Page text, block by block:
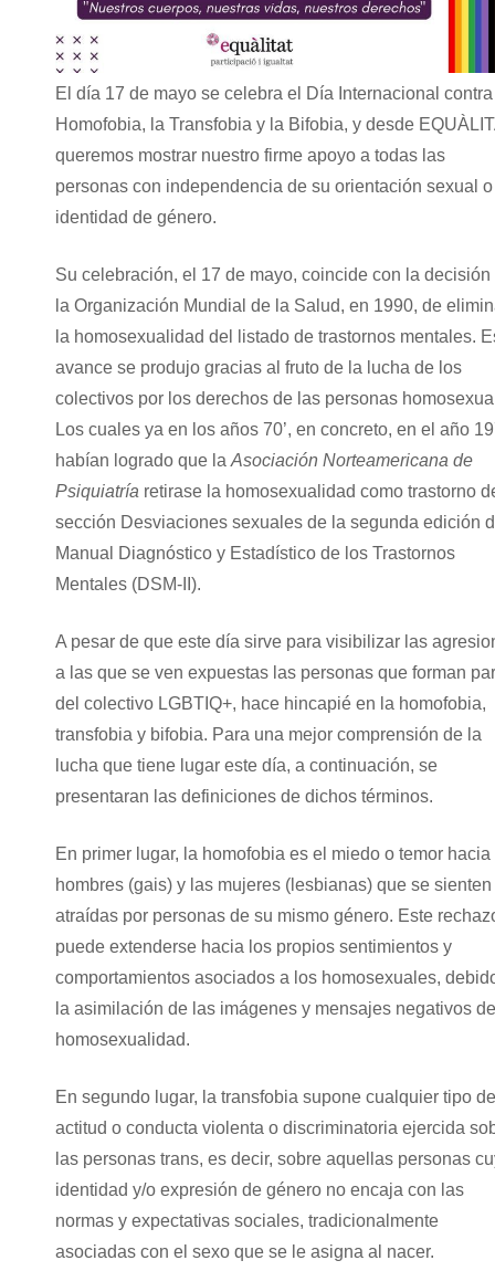
El día 17 de mayo se celebra el Día Internacional
Homofobia, la Transfobia y la Bifobia, y desde
queremos mostrar nuestro firme apoyo a todas las
personas con independencia de su orientación sexual
identidad de género.
Su celebración, el 17 de mayo, coincide con la decisión
la Organización Mundial de la Salud, en 1990, de
la homosexualidad del listado de trastornos mentales.
avance se produjo gracias al fruto de la lucha de los
colectivos por los derechos de las personas
Los cuales ya en los años 70’, en concreto, en el año
habían logrado que la Asociación Norteamericana de
Psiquiatría retirase la homosexualidad como trastorno
sección Desviaciones sexuales de la segunda edición
Manual Diagnóstico y Estadístico de los Trastornos
Mentales (DSM-II).
A pesar de que este día sirve para visibilizar las
a las que se ven expuestas las personas que forman
del colectivo LGBTIQ+, hace hincapié en la homofobia,
transfobia y bifobia. Para una mejor comprensión de la
lucha que tiene lugar este día, a continuación, se
presentaran las definiciones de dichos términos.
En primer lugar, la homofobia es el miedo o temor hacia
hombres (gais) y las mujeres (lesbianas) que se sienten
atraídas por personas de su mismo género. Este
puede extenderse hacia los propios sentimientos y
comportamientos asociados a los homosexuales,
la asimilación de las imágenes y mensajes negativos
homosexualidad.
En segundo lugar, la transfobia supone cualquier tipo de
actitud o conducta violenta o discriminatoria ejercida
las personas trans, es decir, sobre aquellas personas
identidad y/o expresión de género no encaja con las
normas y expectativas sociales, tradicionalmente
asociadas con el sexo que se le asigna al nacer.